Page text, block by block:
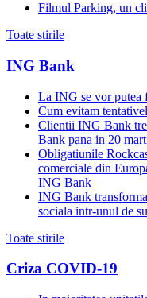
Filmul Parking, un
Toate stirile
ING Bank
La ING se vor putea
Cum evitam
Clientii ING Bank
Bank pana in 20
Obligatiunile
comerciale din
ING Bank
ING Bank
sociala intr-unul de
Toate stirile
Criza COVID-19